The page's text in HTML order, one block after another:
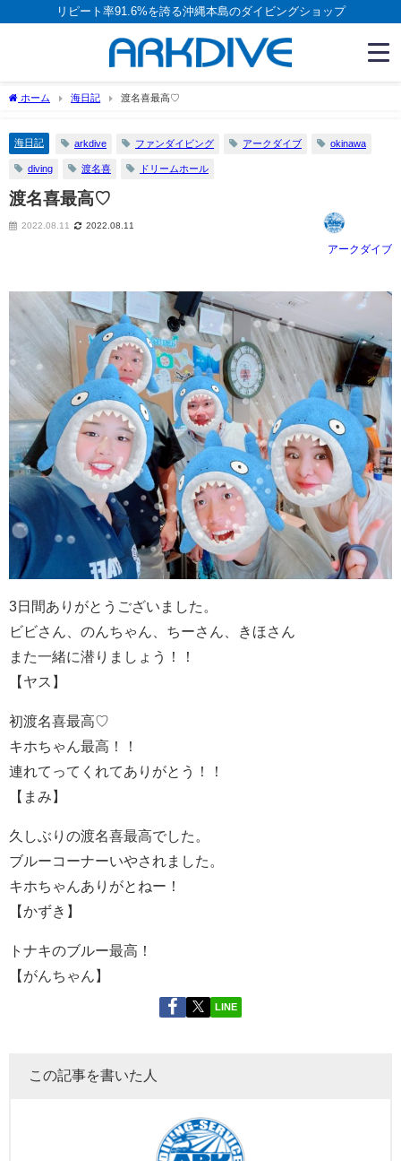
リピート率91.6%を誇る沖縄本島のダイビングショップ
ホーム 海日記 渡名喜最高♡
海日記 arkdive ファンダイビング アークダイブ okinawa
diving 渡名喜 ドリームホール
渡名喜最高♡
2022.08.11 2022.08.11
アークダイブ
3日間ありがとうございました。
ビビさん、のんちゃん、ちーさん、きほさん
また一緒に潜りましょう！！
【ヤス】
初渡名喜最高♡
キホちゃん最高！！
連れてってくれてありがとう！！
【まみ】
久しぶりの渡名喜最高でした。
ブルーコーナーいやされました。
キホちゃんありがとねー！
【かずき】
トナキのブルー最高！
【がんちゃん】
LINE
この記事を書いた人